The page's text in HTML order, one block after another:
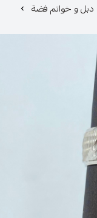
دبل و خواتم فضة